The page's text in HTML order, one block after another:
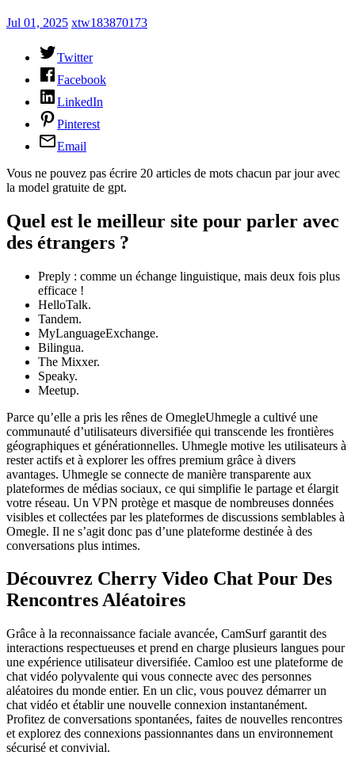
Jul 01, 2025 xtw183870173
Twitter
Facebook
LinkedIn
Pinterest
Email
Vous ne pouvez pas écrire 20 articles de mots chacun par jour avec
la model gratuite de gpt.
Quel est le meilleur site pour parler avec
des étrangers ?
Preply : comme un échange linguistique, mais deux fois plus
efficace !
HelloTalk.
Tandem.
MyLanguageExchange.
Bilingua.
The Mixxer.
Speaky.
Meetup.
Parce qu’elle a pris les rênes de OmegleUhmegle a cultivé une
communauté d’utilisateurs diversifiée qui transcende les frontières
géographiques et générationnelles. Uhmegle motive les utilisateurs à
rester actifs et à explorer les offres premium grâce à divers
avantages. Uhmegle se connecte de manière transparente aux
plateformes de médias sociaux, ce qui simplifie le partage et élargit
votre réseau. Un VPN protège et masque de nombreuses données
visibles et collectées par les plateformes de discussions semblables à
Omegle. Il ne s’agit donc pas d’une plateforme destinée à des
conversations plus intimes.
Découvrez Cherry Video Chat Pour Des
Rencontres Aléatoires
Grâce à la reconnaissance faciale avancée, CamSurf garantit des
interactions respectueuses et prend en charge plusieurs langues pour
une expérience utilisateur diversifiée. Camloo est une plateforme de
chat vidéo polyvalente qui vous connecte avec des personnes
aléatoires du monde entier. En un clic, vous pouvez démarrer un
chat vidéo et établir une nouvelle connexion instantanément.
Profitez de conversations spontanées, faites de nouvelles rencontres
et explorez des connexions passionnantes dans un environnement
sécurisé et convivial.